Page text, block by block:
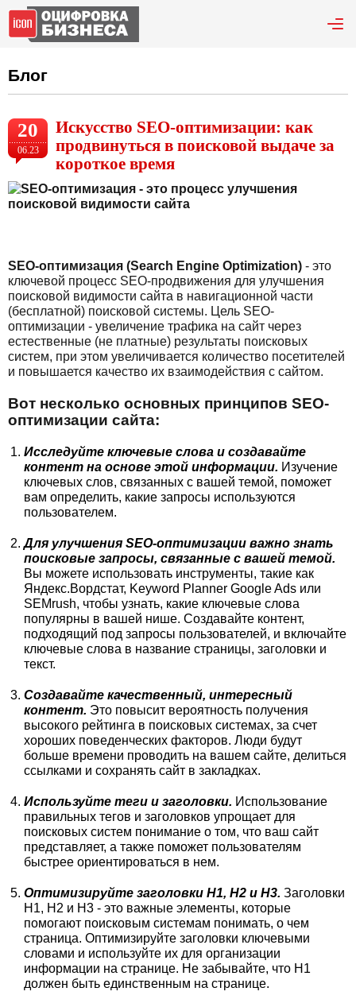
Блог
20
06.23
Искусство SEO-оптимизации: как
продвинуться в поисковой выдаче за
короткое время
SEO-оптимизация (Search Engine Optimization) - это
ключевой процесс SEO-продвижения для улучшения
поисковой видимости сайта в навигационной части
(бесплатной) поисковой системы. Цель SEO-
оптимизации - увеличение трафика на сайт через
естественные (не платные) результаты поисковых
систем, при этом увеличивается количество посетителей
и повышается качество их взаимодействия с сайтом.
Вот несколько основных принципов SEO-
оптимизации сайта:
Исследуйте ключевые слова и создавайте
контент на основе этой информации. Изучение
ключевых слов, связанных с вашей темой, поможет
вам определить, какие запросы используются
пользователем.
Для улучшения SEO-оптимизации важно знать
поисковые запросы, связанные с вашей темой.
Вы можете использовать инструменты, такие как
Яндекс.Вордстат, Keyword Planner Google Ads или
SEMrush, чтобы узнать, какие ключевые слова
популярны в вашей нише. Создавайте контент,
подходящий под запросы пользователей, и включайте
ключевые слова в название страницы, заголовки и
текст.
Создавайте качественный, интересный
контент. Это повысит вероятность получения
высокого рейтинга в поисковых системах, за счет
хороших поведенческих факторов. Люди будут
больше времени проводить на вашем сайте, делиться
ссылками и сохранять сайт в закладках.
Используйте теги и заголовки. Использование
правильных тегов и заголовков упрощает для
поисковых систем понимание о том, что ваш сайт
представляет, а также поможет пользователям
быстрее ориентироваться в нем.
Оптимизируйте заголовки H1, H2 и H3. Заголовки
H1, H2 и H3 - это важные элементы, которые
помогают поисковым системам понимать, о чем
страница. Оптимизируйте заголовки ключевыми
словами и используйте их для организации
информации на странице. Не забывайте, что H1
должен быть единственным на странице.